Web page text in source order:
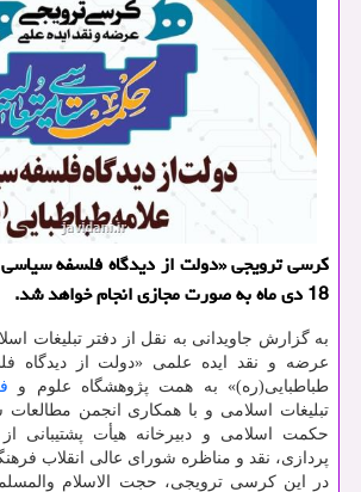
کرسی ترویجی «دولت از دیدگاه فلسفه سیاسی
18 دی ماه به صورت مجازی انجام خواهد شد.
به گزارش جاویدانی به نقل از دفتر تبلیغات
عرضه و نقد ایده علمی «دولت از دیدگاه
طباطبایی(ره)» به همت پژوهشگاه علوم و
تبلیغات اسلامی و با همکاری انجمن
حکمت اسلامی و دبیرخانه هیأت پشتیبانی
پردازی، نقد و مناظره شورای عالی انقلاب
در این کرسی ترویجی، حجت الاسلام